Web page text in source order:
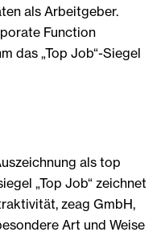
als Arbeitgeber.
Function
das „Top Job“-Siegel
als top
„Top Job“ zeichnet
zeag GmbH,
Art und Weise